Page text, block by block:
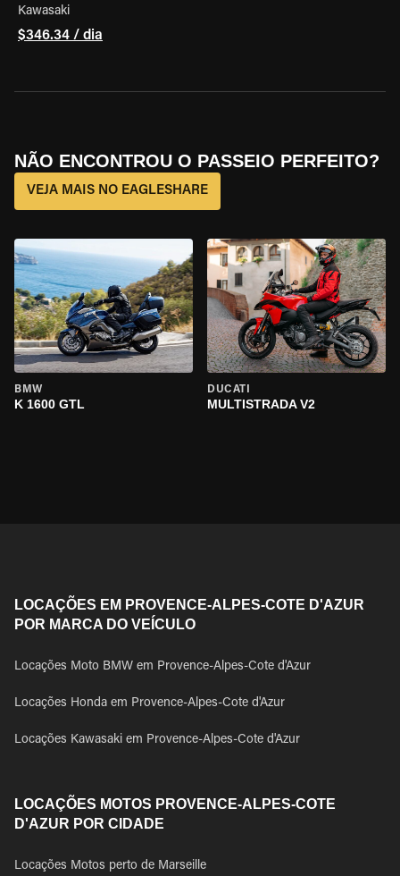
Kawasaki
$346.34 / dia
NÃO ENCONTROU O PASSEIO PERFEITO?
VEJA MAIS NO EAGLESHARE
BMW
K 1600 GTL
DUCATI
MULTISTRADA V2
LOCAÇÕES EM PROVENCE-ALPES-COTE D'AZUR
POR MARCA DO VEÍCULO
Locações Moto BMW em Provence-Alpes-Cote d'Azur
Locações Honda em Provence-Alpes-Cote d'Azur
Locações Kawasaki em Provence-Alpes-Cote d'Azur
LOCAÇÕES MOTOS PROVENCE-ALPES-COTE
D'AZUR POR CIDADE
Locações Motos perto de Marseille